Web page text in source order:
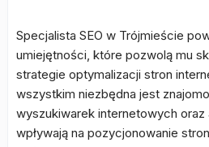
Specjalista SEO w Trójmieście
umiejętności, które pozwolą mu
strategie optymalizacji stron
wszystkim niezbędna jest
wyszukiwarek internetowych
wpływają na pozycjonowanie